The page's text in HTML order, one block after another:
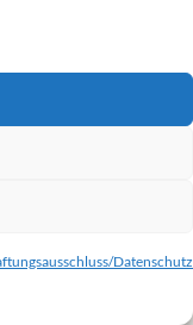
Datenschutz
Uhr)